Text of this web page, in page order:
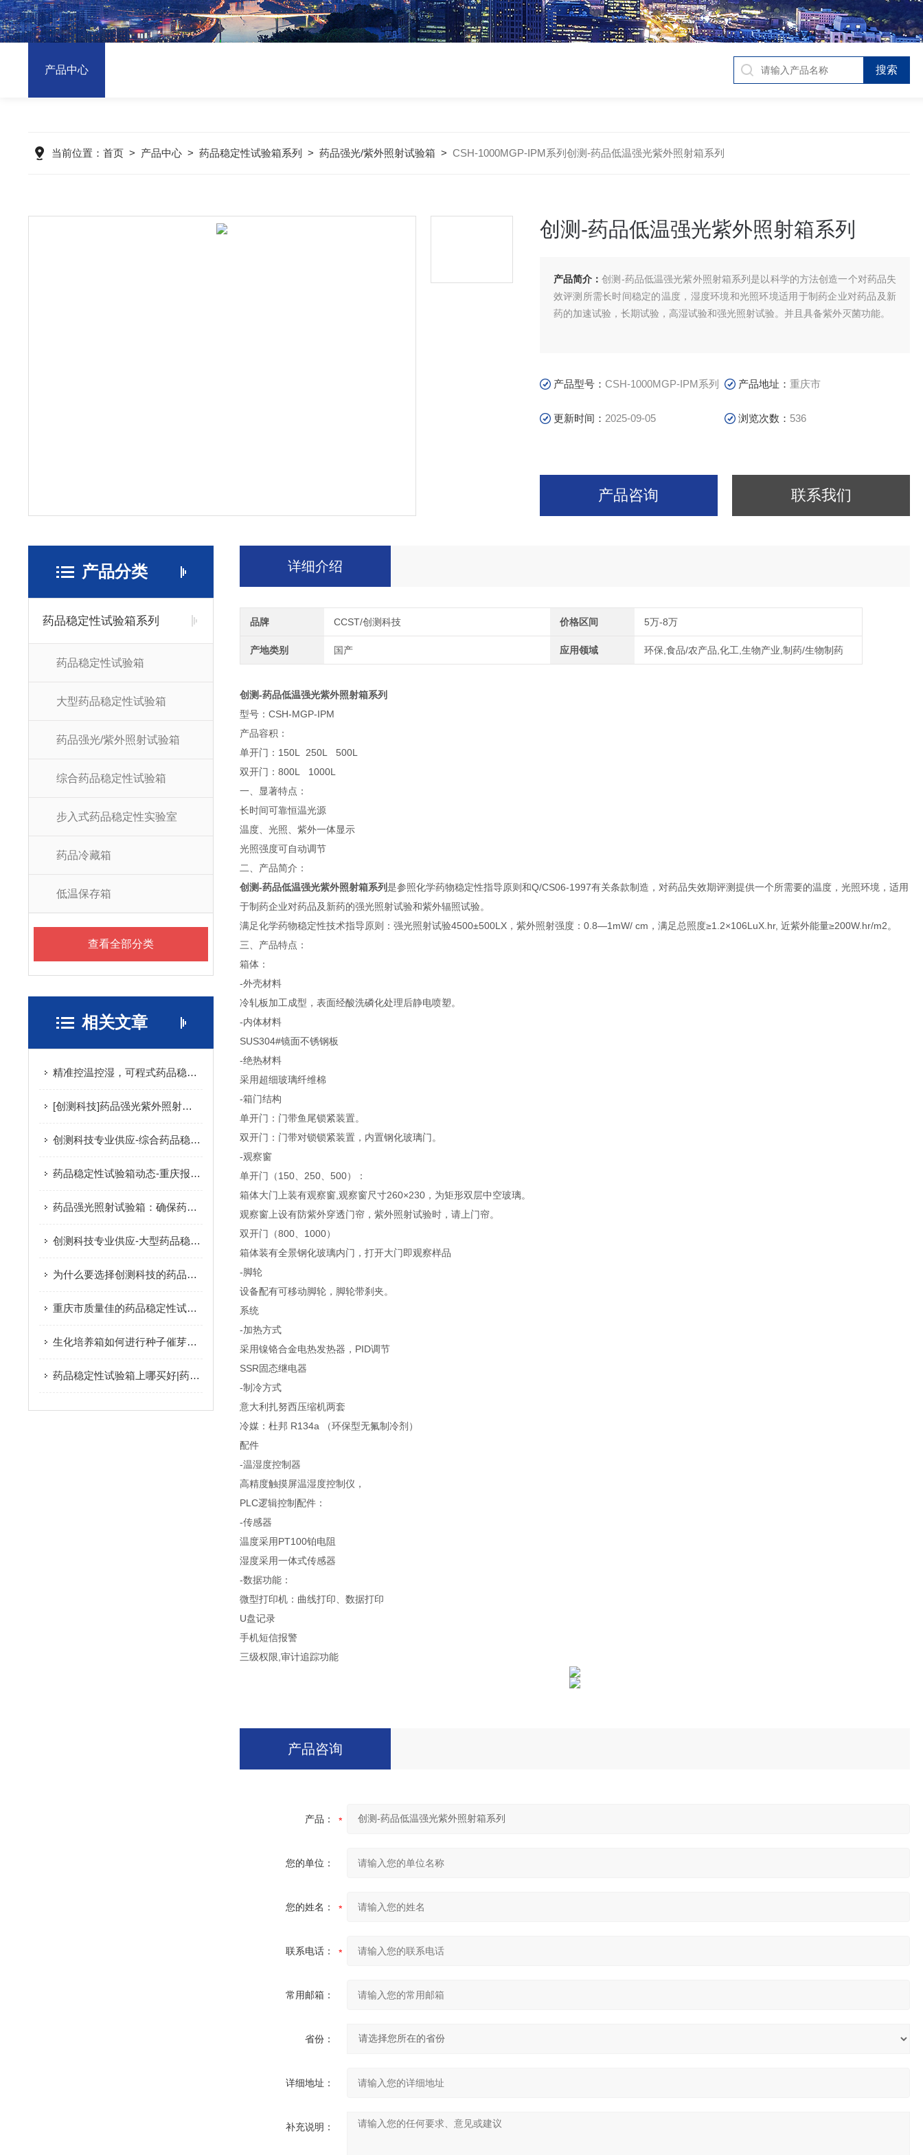
产品中心
当前位置： 首页> 产品中心> 药品稳定性试验箱系列 > 药品强光/紫外照射试验箱 > CSH-1000MGP-IPM系列创测-药品低温强光紫外照射箱系列
创测-药品低温强光紫外照射箱系列
产品简介：创测-药品低温强光紫外照射箱系列是以科学的方法创造一个对药品失
效评测所需长时间稳定的温度，湿度环境和光照环境适用于制药企业对药品及新
药的加速试验，长期试验，高湿试验和强光照射试验。并且具备紫外灭菌功能。
产品型号： CSH-1000MGP-IPM系列 产品地址：重庆市
更新时间： 2025-09-05 浏览次数： 536
产品咨询 联系我们
产品分类
药品稳定性试验箱系列
药品稳定性试验箱
大型药品稳定性试验箱
药品强光/紫外照射试验箱
综合药品稳定性试验箱
步入式药品稳定性实验室
药品冷藏箱
低温保存箱
查看全部分类
相关文章
精准控温控湿，可程式药品稳定性试验箱保障实验重复性
[创测科技]药品强光紫外照射试验箱*
创测科技专业供应-综合药品稳定性试验箱
药品稳定性试验箱动态-重庆报价合理的药品稳定性试验箱厂家推荐
药品强光照射试验箱：确保药品质量的关键设备
创测科技专业供应-大型药品稳定性试验箱
为什么要选择创测科技的药品稳定性试验箱？
重庆市质量佳的药品稳定性试验箱供销-好的药品稳定性试验箱
生化培养箱如何进行种子催芽实验呢？
药品稳定性试验箱上哪买好|药品稳定性试验箱可信赖
详细介绍
品牌 CCST/创测科技 价格区间 5万-8万
产地类别 国产 应用领域 环保,食品/农产品,化工,生物产业,制药/生物制药
创测-药品低温强光紫外照射箱系列
型号：CSH-MGP-IPM
产品容积：
单开门：150L 250L 500L
双开门：800L 1000L
一、显著特点：
长时间可靠恒温光源
温度、光照、紫外一体显示
光照强度可自动调节
二、产品简介：
创测-药品低温强光紫外照射箱系列是参照化学药物稳定性指导原则和Q/CS06-1997有关条款制造，对药品失效期评测提供一个所需要的温度，光照环境，适用
于制药企业对药品及新药的强光照射试验和紫外辐照试验。
满足化学药物稳定性技术指导原则：强光照射试验4500±500LX，紫外照射强度：0.8—1mW/ cm，满足总照度≥1.2×106LuX.hr, 近紫外能量≥200W.hr/m2。
三、产品特点：
箱体：
-外壳材料
冷轧板加工成型，表面经酸洗磷化处理后静电喷塑。
-内体材料
SUS304#镜面不锈钢板
-绝热材料
采用超细玻璃纤维棉
-箱门结构
单开门：门带鱼尾锁紧装置。
双开门：门带对锁锁紧装置，内置钢化玻璃门。
-观察窗
单开门（150、250、500）：
箱体大门上装有观察窗,观察窗尺寸260×230，为矩形双层中空玻璃。
观察窗上设有防紫外穿透门帘，紫外照射试验时，请上门帘。
双开门（800、1000）
箱体装有全景钢化玻璃内门，打开大门即观察样品
-脚轮
设备配有可移动脚轮，脚轮带刹夹。
系统
-加热方式
采用镍铬合金电热发热器，PID调节
SSR固态继电器
-制冷方式
意大利扎努西压缩机两套
冷媒：杜邦 R134a （环保型无氟制冷剂）
配件
-温湿度控制器
高精度触摸屏温湿度控制仪，
PLC逻辑控制配件：
-传感器
温度采用PT100铂电阻
湿度采用一体式传感器
-数据功能：
微型打印机：曲线打印、数据打印
U盘记录
手机短信报警
三级权限,审计追踪功能
产品咨询
产品：
您的单位：
您的姓名：
联系电话：
常用邮箱：
省份：
详细地址：
补充说明：